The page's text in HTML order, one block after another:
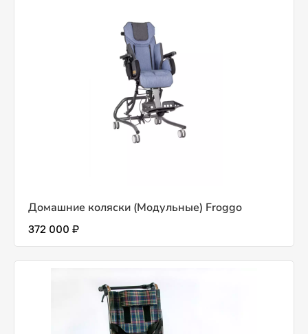
Домашние коляски (Модульные) Froggo
372 000 ₽